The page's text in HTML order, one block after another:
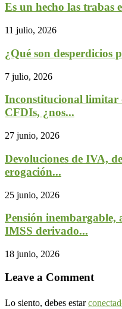
Es un hecho las trabas
11 julio, 2026
¿Qué son desperdicios
7 julio, 2026
Inconstitucional limitar
CFDIs, ¿nos...
27 junio, 2026
Devoluciones de IVA,
erogación...
25 junio, 2026
Pensión inembargable,
IMSS derivado...
18 junio, 2026
Leave a Comment
Lo siento, debes estar